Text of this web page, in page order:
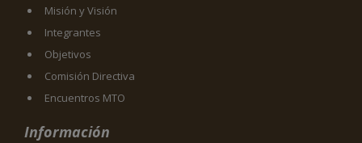
Misión y Visión
Integrantes
Objetivos
Comisión Directiva
Encuentros MTO
Información